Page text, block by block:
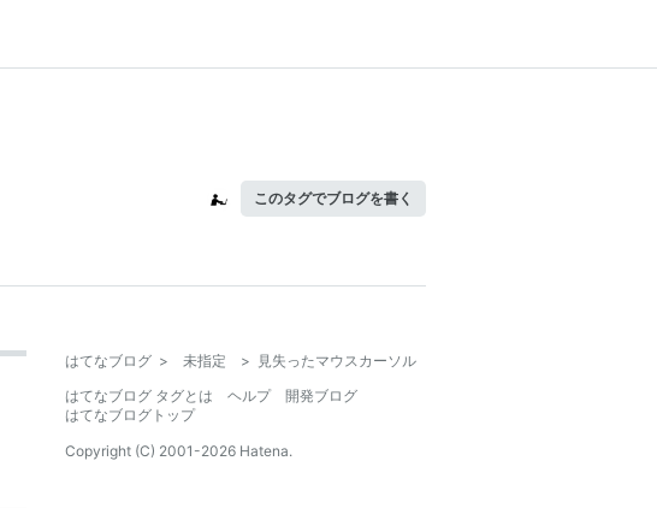
このタグでブログを書く
はてなブログ > 未指定 > 見失ったマウスカーソル
はてなブログ タグとは
ヘルプ
開発ブログ
はてなブログトップ
Copyright (C) 2001-2026 Hatena.